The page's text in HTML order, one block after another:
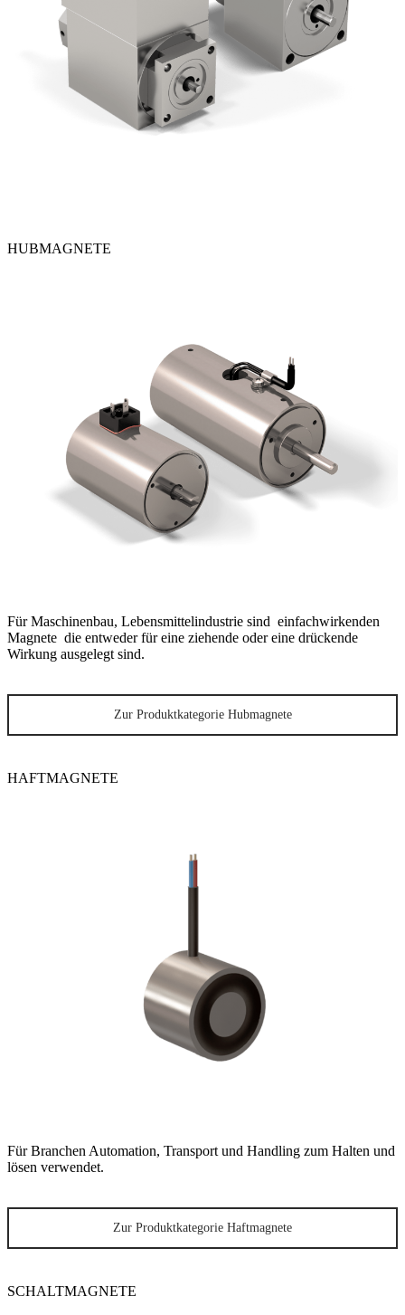
HUBMAGNETE
Für Maschinenbau, Lebensmittelindustrie sind einfachwirkenden
Magnete die entweder für eine ziehende oder eine drückende
Wirkung ausgelegt sind.
Zur Produktkategorie Hubmagnete
HAFTMAGNETE
Für Branchen Automation, Transport und Handling zum Halten und
lösen verwendet.
Zur Produktkategorie Haftmagnete
SCHALTMAGNETE